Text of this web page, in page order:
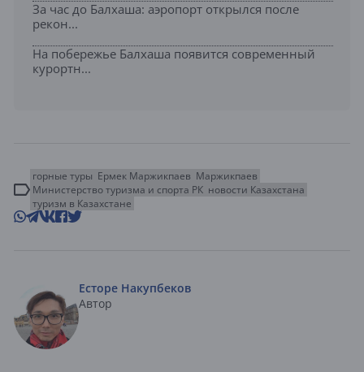
За час до Балхаша: аэропорт открылся после
рекон...
На побережье Балхаша появится современный
курортн...
горные туры Ермек Маржикпаев Маржикпаев
Министерство туризма и спорта РК новости Казахстана
туризм в Казахстане
Есторе Накупбеков
Автор